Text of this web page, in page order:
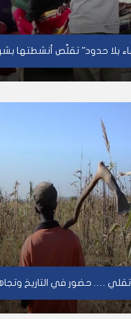
بلا حدود” تقلّص أنشطتها
…. حضور في التاريخ